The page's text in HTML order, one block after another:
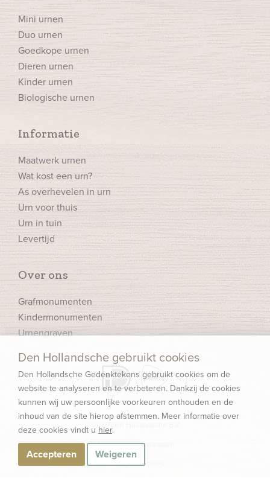
Mini urnen
Duo urnen
Goedkope urnen
Dieren urnen
Kinder urnen
Biologische urnen
Informatie
Maatwerk urnen
Wat kost een urn?
As overhevelen in urn
Urn voor thuis
Urn in tuin
Levertijd
Over ons
Grafmonumenten
Kindermonumenten
Urnengraven
© 2026 Den Hollandsche B.V.
Algemene voorwaarden
Privacy & Cookies
Den Hollandsche gebruikt cookies
Den Hollandsche Gedenktekens gebruikt cookies om de
website te analyseren en te verbeteren. Dankzij de cookies
kunnen wij uw persoonlijke voorkeuren onthouden en de
inhoud van de site hierop afstemmen. Meer informatie over
deze cookies vindt u hier.
Accepteren Weigeren